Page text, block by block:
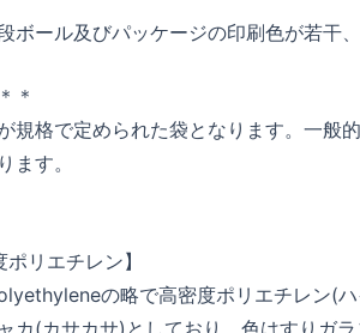
ボール及びパッケージの印刷色が若干
＊
規格で定められた袋となります。一般
ます。
ポリエチレン】
の略で高密度ポリエチレン(ハ
カ(カサカサ)としており、色はすりガ